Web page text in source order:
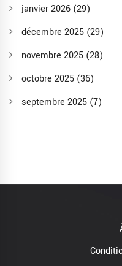
janvier 2026 (29)
décembre 2025 (29)
novembre 2025 (28)
octobre 2025 (36)
septembre 2025 (7)